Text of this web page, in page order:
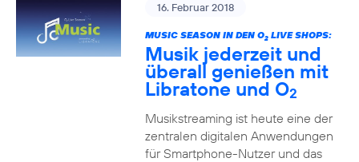
16. Februar 2018
MUSIC SEASON IN DEN O2LIVE SHOPS:
Musik jederzeit und
überall genießen mit
Libratone und O2
Musikstreaming ist heute eine der
zentralen digitalen Anwendungen
für Smartphone-Nutzer und das